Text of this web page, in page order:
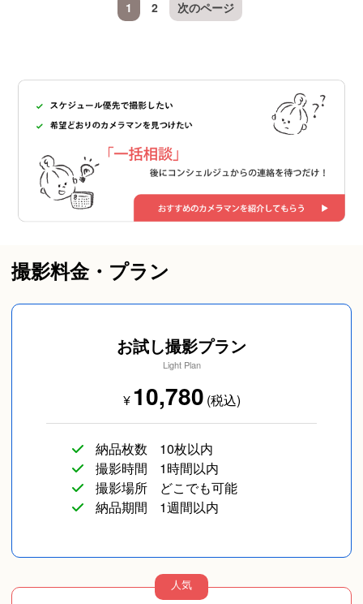
1 2 次のページ
撮影料金・プラン
お試し撮影プラン
Light Plan
¥10,780 (税込)
納品枚数
10枚以内
撮影時間
1時間以内
撮影場所
どこでも可能
納品期間
1週間以内
人気